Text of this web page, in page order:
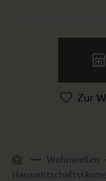
Zur
Wohnwelten
Hauswirtschaftsräume